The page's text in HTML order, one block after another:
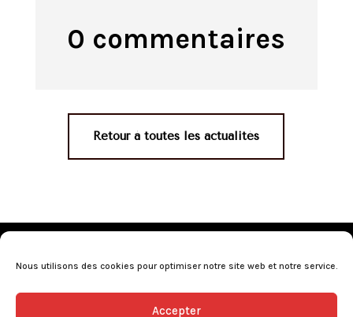
Nous utilisons des cookies pour optimiser notre site web et notre service.
Accepter
0 commentaires
Retour à toutes les actualités
Conditions générales de vente•Nos revendeurs•